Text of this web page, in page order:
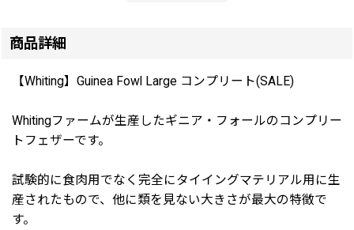
商品詳細
【Whiting】Guinea Fowl Large コンプリート(SALE)
Whitingファームが生産したギニア・フォールのコンプリー
トフェザーです。
試験的に食肉用でなく完全にタイイングマテリアル用に生
産されたもので、他に類を見ない大きさが最大の特徴で
す。